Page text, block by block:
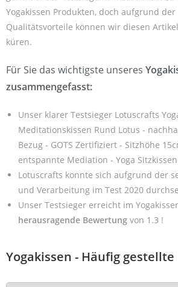
Yogakissen Produkten, doch aufgrund der
Qualitätsvorteile können wir diesen
küren.
Für Sie das wichtigste unseres
zusammengefasst:
Unser klarer Testsieger Lotuscrafts
Meditationskissen Rund Lotus -
Bezug - GOTS Zertifiziert - Sitzhöhe
entspannte Mediation - Yoga
Lotuscrafts konnte sich aufgrund der
und Verarbeitung im Test 2020
Unser Testsieger erreicht im
herausragende Bewertung von 1.3 !
Yogakissen - Häufig gestellte